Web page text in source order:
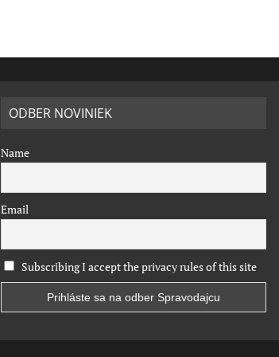
ODBER NOVINIEK
Name
Email
Subscribing I accept the privacy rules of this site